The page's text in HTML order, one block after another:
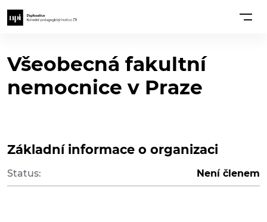
Všeobecná fakultní
nemocnice v Praze
Základní informace o organizaci
Status: Není členem